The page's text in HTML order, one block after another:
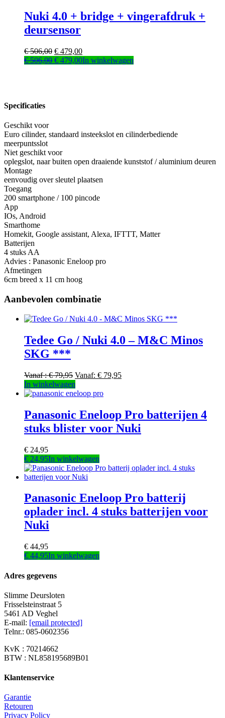
Nuki 4.0 + bridge + vingerafdruk +
deursensor
€506,00 Oorspronkelijke
prijs
€ 479,00Huidige
prijs
€506,00 Oorspronkelijke
€ 479,00Huidige
In winkelwagen
Specificaties
Geschikt voor
Euro cilinder, standaard insteekslot en cilinderbediende
meerpuntsslot
Niet geschikt voor
oplegslot, naar buiten open draaiende kunststof / aluminium deuren
Montage
eenvoudig over sleutel plaatsen
Toegang
200 smartphone / 100 pincode
App
IOs, Android
Smarthome
Homekit, Google assistant, Alexa, IFTTT, Matter
Batterijen
4 stuks AA
Advies : Panasonic Eneloop pro
Afmetingen
6cm breed x 11 cm hoog
Aanbevolen combinatie
Tedee Go / Nuki 4.0 – M&C Minos
SKG ***
Vanaf :€79,95 Vanaf: € 79,95
In winkelwagen
product
meerdere
variaties.
Deze
gekozen
worden
op
de
productpagina
Panasonic Eneloop Pro batterijen 4
stuks blister voor Nuki
€ 24,95
€ 24,95In winkelwagen
Panasonic Eneloop Pro batterij
oplader incl. 4 stuks batterijen voor
Nuki
€ 44,95
€ 44,95In winkelwagen
Adres gegevens
Slimme Deursloten
Frisselsteinstraat 5
5461 AD Veghel
E-mail: [email protected]
Telnr.: 085-0602356
KvK : 70214662
BTW : NL858195689B01
Klantenservice
Garantie
Retouren
Privacy Policy